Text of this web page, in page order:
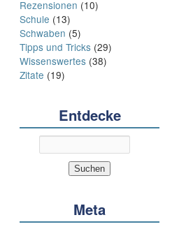
Rezensionen (10)
Schule (13)
Schwaben (5)
Tipps und Tricks (29)
Wissenswertes (38)
Zitate (19)
Entdecke
Meta